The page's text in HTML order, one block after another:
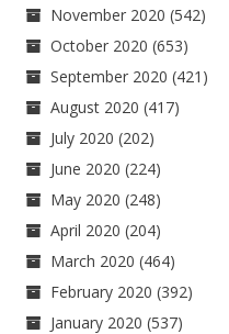
November 2020 (542)
October 2020 (653)
September 2020 (421)
August 2020 (417)
July 2020 (202)
June 2020 (224)
May 2020 (248)
April 2020 (204)
March 2020 (464)
February 2020 (392)
January 2020 (537)